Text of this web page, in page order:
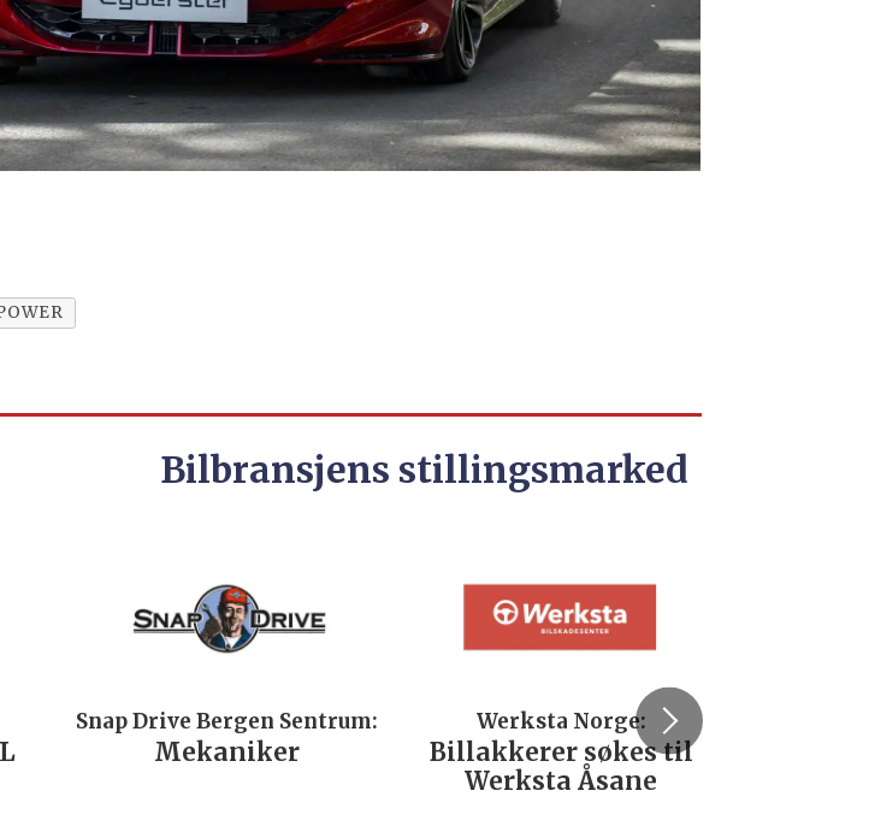
Bilbransjens stillingsmarked
Snap Drive Bergen Sentrum:
Mekaniker
Werksta Norge:
Billakkerer søkes til
Werksta Åsane